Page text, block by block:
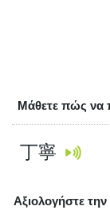
Μάθετε πώς να
丁寧
Αξιολογήστε